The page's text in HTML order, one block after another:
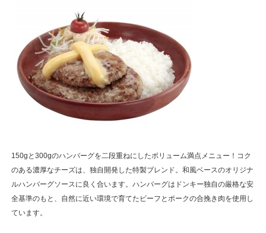
150gと300gのハンバーグを二段重ねにしたボリューム満点メニュー！コク
のある濃厚なチーズは、独自開発した特製ブレンド。和風ベースのオリジナ
ルハンバーグソースに良く合います。ハンバーグはドンキー独自の厳格な安
全基準のもと、自然に近い環境で育てたビーフとポークの合挽き肉を使用し
ています。